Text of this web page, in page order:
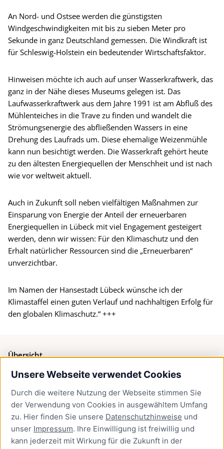
Unsere Webseite verwendet Cookies
Durch die weitere Nutzung der Webseite stimmen Sie
der Verwendung von Cookies in ausgewähltem Umfang
zu. Hier finden Sie unsere Datenschutzhinweise und
unser Impressum. Ihre Einwilligung ist freiwillig und
kann jederzeit mit Wirkung für die Zukunft in der
An Nord- und Ostsee werden die günstigsten
Windgeschwindigkeiten mit bis zu sieben Meter pro
Sekunde in ganz Deutschland gemessen. Die Windkraft ist
für Schleswig-Holstein ein bedeutender Wirtschaftsfaktor.
Hinweisen möchte ich auch auf unser Wasserkraftwerk, das
ganz in der Nähe dieses Museums gelegen ist. Das
Laufwasserkraftwerk aus dem Jahre 1991 ist am Abfluß des
Mühlenteiches in die Trave zu finden und wandelt die
Strömungsenergie des abfließenden Wassers in eine
Drehung des Laufrads um. Diese ehemalige Weizenmühle
kann nun besichtigt werden. Die Wasserkraft gehört heute
zu den ältesten Energiequellen der Menschheit und ist nach
wie vor weltweit aktuell.
Auch in Zukunft soll neben vielfältigen Maßnahmen zur
Einsparung von Energie der Anteil der erneuerbaren
Energiequellen in Lübeck mit viel Engagement gesteigert
werden, denn wir wissen: Für den Klimaschutz und den
Erhalt natürlicher Ressourcen sind die „Erneuerbaren“
unverzichtbar.
Im Namen der Hansestadt Lübeck wünsche ich der
Klimastaffel einen guten Verlauf und nachhaltigen Erfolg für
den globalen Klimaschutz.“ +++
Übersicht
Bürgerservice
Presse
Newsletter Lübeck:kompakt
Kontakt